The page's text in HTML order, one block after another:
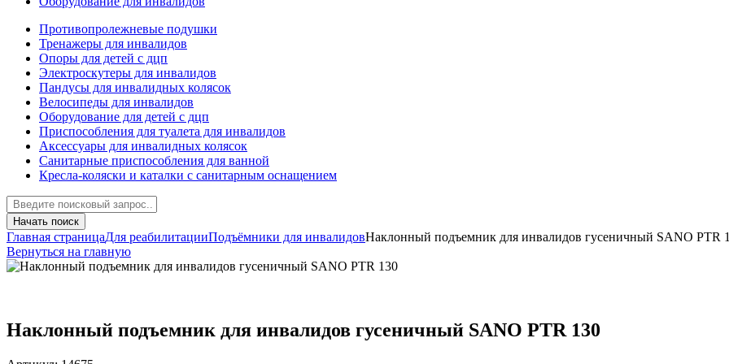
Противопролежневые подушки
Тренажеры для инвалидов
Опоры для детей с дцп
Электроскутеры для инвалидов
Пандусы для инвалидных колясок
Велосипеды для инвалидов
Оборудование для детей с дцп
Приспособления для туалета для инвалидов
Аксессуары для инвалидных колясок
Санитарные приспособления для ванной
Кресла-коляски и каталки с санитарным оснащением
Начать поиск
Главная страницаДля реабилитацииПодъёмники для инвалидовНаклонный подъемник для инвалидов гусеничный SANO PTR
Вернуться на главную
Наклонный подъемник для инвалидов гусеничный SANO PTR 130